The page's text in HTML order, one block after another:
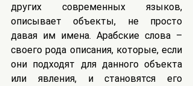
других современных языков,
описывает объекты, не просто
давая им имена. Арабские слова –
своего рода описания, которые, если
они подходят для данного объекта
или явления, и становятся его